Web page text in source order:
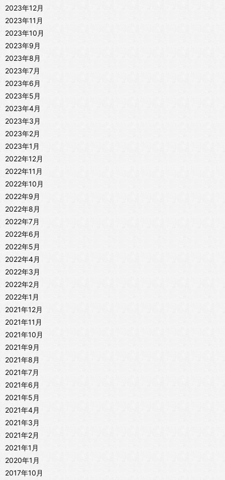
2023年12月
2023年11月
2023年10月
2023年9月
2023年8月
2023年7月
2023年6月
2023年5月
2023年4月
2023年3月
2023年2月
2023年1月
2022年12月
2022年11月
2022年10月
2022年9月
2022年8月
2022年7月
2022年6月
2022年5月
2022年4月
2022年3月
2022年2月
2022年1月
2021年12月
2021年11月
2021年10月
2021年9月
2021年8月
2021年7月
2021年6月
2021年5月
2021年4月
2021年3月
2021年2月
2021年1月
2020年1月
2017年10月